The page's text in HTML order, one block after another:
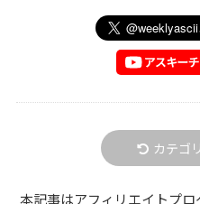
カテゴ
本記事はアフィリエイトプ